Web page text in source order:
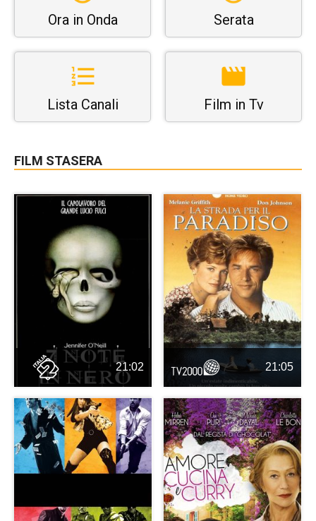
Ora in Onda Serata
Lista Canali Film in Tv
FILM STASERA
21:02 21:05